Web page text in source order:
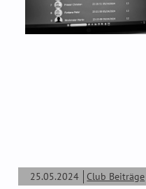
25.05.2024 Club Beiträge